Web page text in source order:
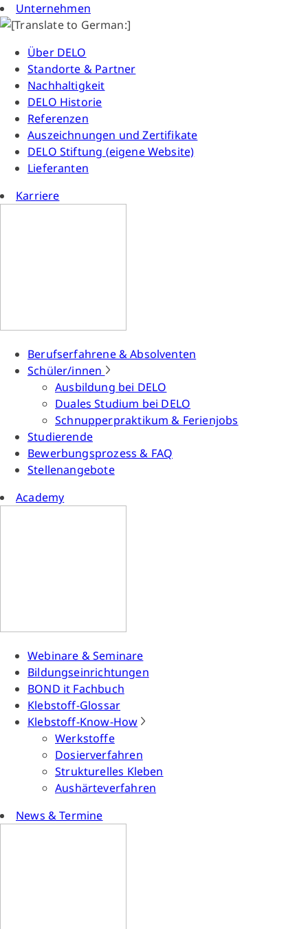
Unternehmen
Über DELO
Standorte & Partner
Nachhaltigkeit
DELO Historie
Referenzen
Auszeichnungen und Zertifikate
DELO Stiftung (eigene Website)
Lieferanten
Karriere
Berufserfahrene & Absolventen
Schüler/innen
Ausbildung bei DELO
Duales Studium bei DELO
Schnupperpraktikum & Ferienjobs
Studierende
Bewerbungsprozess & FAQ
Stellenangebote
Academy
Webinare & Seminare
Bildungseinrichtungen
BOND it Fachbuch
Klebstoff-Glossar
Klebstoff-Know-How
Werkstoffe
Dosierverfahren
Strukturelles Kleben
Aushärteverfahren
News & Termine